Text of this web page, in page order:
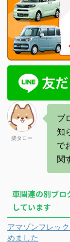
柴タロー
ブ
知
で
関
車関連の別ブロ
しています
アマゾンフレッ
めました